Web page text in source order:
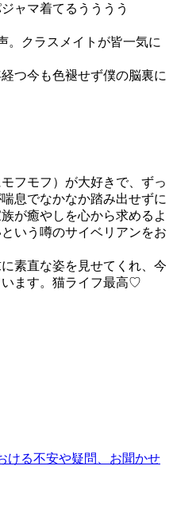
ャマ着てるうううう
。クラスメイトが皆一気に
つ今も色褪せず僕の脳裏に
フモフ）が大好きで、ずっ
息でなかなか踏み出せずに
が癒やしを心から求めるよ
いう噂のサイベリアンをお
素直な姿を見せてくれ、今
ます。猫ライフ最高♡
る不安や疑問、 お聞かせ